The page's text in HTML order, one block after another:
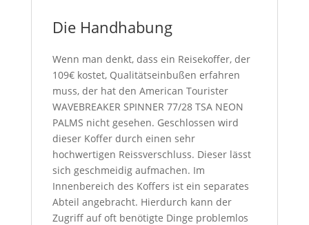
Die Handhabung
Wenn man denkt, dass ein Reisekoffer, der
109€ kostet, Qualitätseinbußen erfahren
muss, der hat den American Tourister
WAVEBREAKER SPINNER 77/28 TSA NEON
PALMS nicht gesehen. Geschlossen wird
dieser Koffer durch einen sehr
hochwertigen Reissverschluss. Dieser lässt
sich geschmeidig aufmachen. Im
Innenbereich des Koffers ist ein separates
Abteil angebracht. Hierdurch kann der
Zugriff auf oft benötigte Dinge problemlos